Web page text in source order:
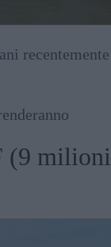
recentemente
(9 milioni